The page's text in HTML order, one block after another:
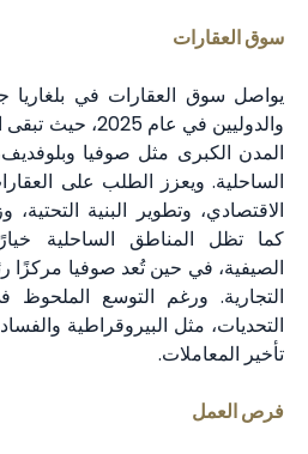
سوق العقارات
يواصل سوق العقارات في بلغاريا
والدوليين في عام
المدن الكبرى مثل صوفيا
الساحلية. ويعزز الطلب على
الاقتصادي، وتطوير البنية التحتية،
كما تظل المناطق الساحلية
الصيفية، في حين تُعد صوفيا مركزًا
التجارية. ورغم التوسع
التحديات، مثل البيروقراطية
تأخير المعاملات.
فرص العمل